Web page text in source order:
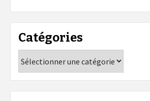
Catégories